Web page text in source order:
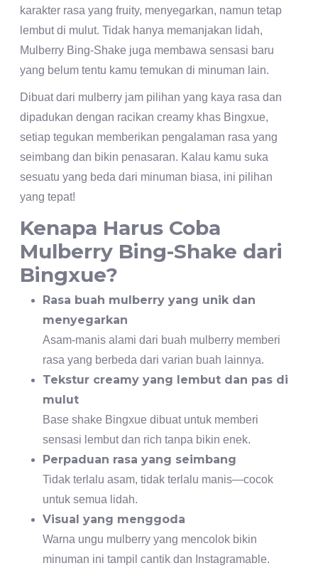
karakter rasa yang fruity, menyegarkan, namun tetap
lembut di mulut. Tidak hanya memanjakan lidah,
Mulberry Bing-Shake juga membawa sensasi baru
yang belum tentu kamu temukan di minuman lain.
Dibuat dari mulberry jam pilihan yang kaya rasa dan
dipadukan dengan racikan creamy khas Bingxue,
setiap tegukan memberikan pengalaman rasa yang
seimbang dan bikin penasaran. Kalau kamu suka
sesuatu yang beda dari minuman biasa, ini pilihan
yang tepat!
Kenapa Harus Coba
Mulberry Bing-Shake dari
Bingxue?
Rasa buah mulberry yang unik dan
menyegarkan
Asam-manis alami dari buah mulberry memberi
rasa yang berbeda dari varian buah lainnya.
Tekstur creamy yang lembut dan pas di
mulut
Base shake Bingxue dibuat untuk memberi
sensasi lembut dan rich tanpa bikin enek.
Perpaduan rasa yang seimbang
Tidak terlalu asam, tidak terlalu manis—cocok
untuk semua lidah.
Visual yang menggoda
Warna ungu mulberry yang mencolok bikin
minuman ini tampil cantik dan Instagramable.